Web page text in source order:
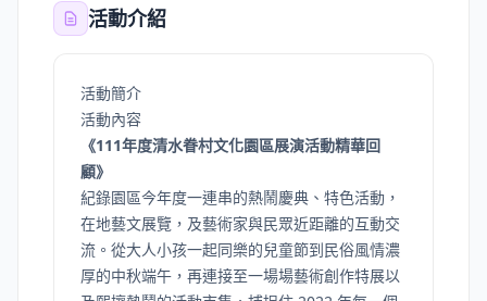
活動介紹
活動簡介
活動內容
《111年度清水眷村文化園區展演活動精華回
顧》
紀錄園區今年度一連串的熱鬧慶典、特色活動，
在地藝文展覽，及藝術家與民眾近距離的互動交
流。從大人小孩一起同樂的兒童節到民俗風情濃
厚的中秋端午，再連接至一場場藝術創作特展以